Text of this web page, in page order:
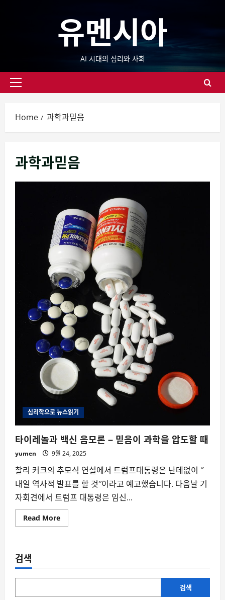
유멘시아
AI 시대의 심리와 사회
Primary
Home 과학과믿음
과학과믿음
심리학으로 뉴스읽기
타이레놀과 백신 음모론 – 믿음이 과학을 압도할 때
yumen 9월 24, 2025
찰리 커크의 추모식 연설에서 트럼프대통령은 난데없이 ″
내일 역사적 발표를 할 것″이라고 예고했습니다. 다음날 기
자회견에서 트럼프 대통령은 임신...
Read MoreRead
more
과
신
모
검색
검색